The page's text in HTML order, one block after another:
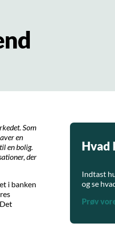
Som
en
en bolig.
der
i banken
Hvad
Indtast
og se
Prøv